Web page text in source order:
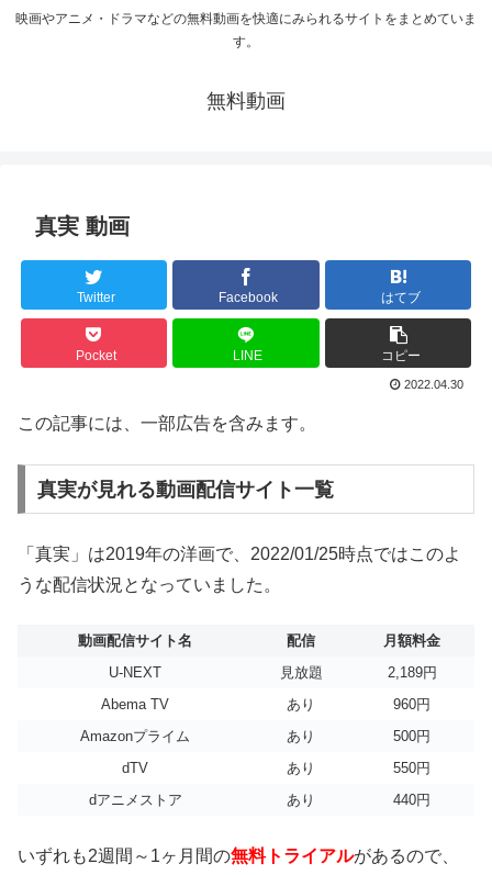
映画やアニメ・ドラマなどの無料動画を快適にみられるサイトをまとめていま
す。
無料動画
真実 動画
Twitter Facebook はてブ
Pocket LINE コピー
2022.04.30
この記事には、一部広告を含みます。
真実が見れる動画配信サイト一覧
「真実」は2019年の洋画で、2022/01/25時点ではこのよ
うな配信状況となっていました。
動画配信サイト名 配信
月額料金
U-NEXT
見放題
2,189円
Abema TV
あり
960円
Amazonプライム
あり
500円
dTV
あり
550円
dアニメストア
あり 440円
いずれも2週間～1ヶ月間の無料トライアルがあるので、